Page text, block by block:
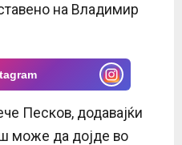
на Владимир
Песков, додавајќи
може да дојде во